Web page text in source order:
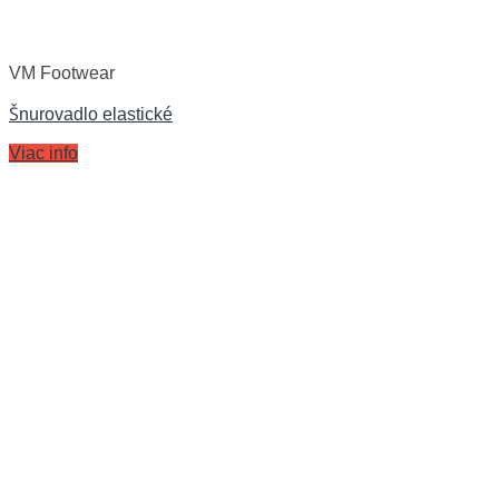
VM Footwear
Šnurovadlo elastické
Viac info